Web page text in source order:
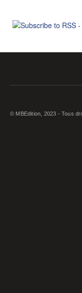
© MBEdition, 2023 - Tous